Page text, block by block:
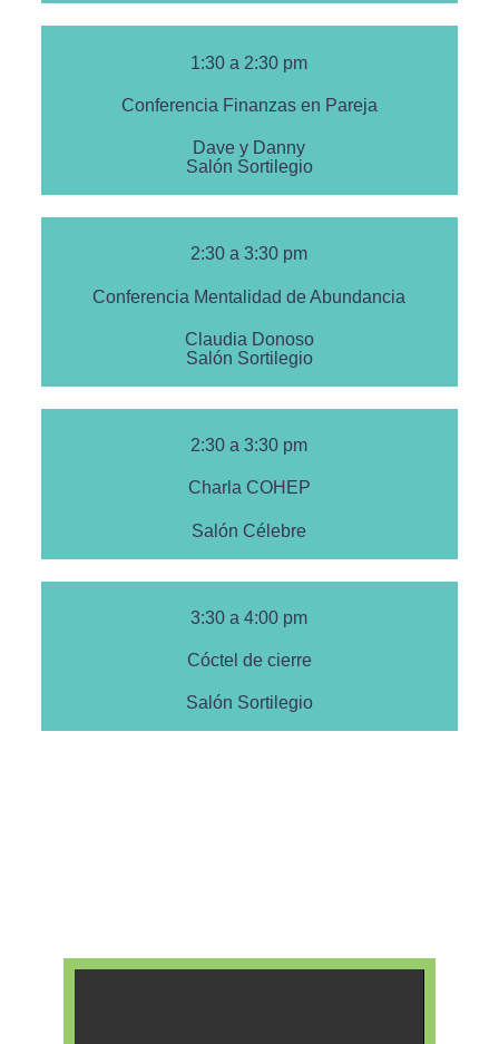
1:30 a 2:30 pm
Conferencia Finanzas en Pareja
Dave y Danny
Salón Sortilegio
2:30 a 3:30 pm
Conferencia Mentalidad de Abundancia
Claudia Donoso
Salón Sortilegio
2:30 a 3:30 pm
Charla COHEP
Salón Célebre
3:30 a 4:00 pm
Cóctel de cierre
Salón Sortilegio